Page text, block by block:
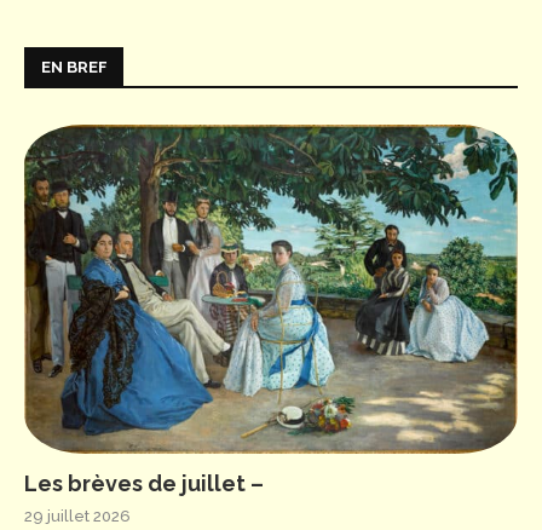
EN BREF
Les brèves de juillet –
29 juillet 2026